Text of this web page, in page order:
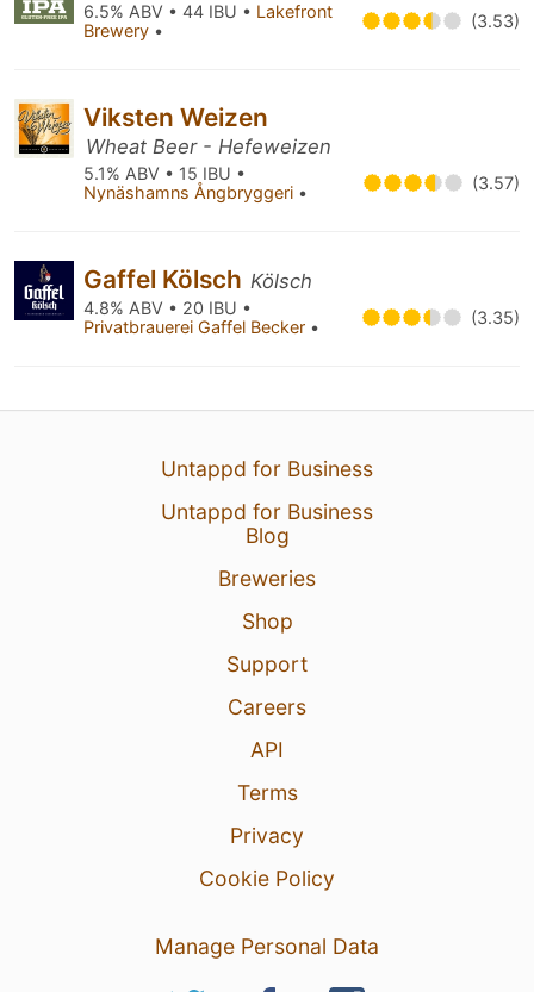
6.5% ABV • 44 IBU • Lakefront
Brewery • (3.53)
Viksten Weizen
Wheat Beer - Hefeweizen
5.1% ABV • 15 IBU •
Nynäshamns Ångbryggeri • (3.57)
Gaffel Kölsch Kölsch
4.8% ABV • 20 IBU •
Privatbrauerei Gaffel Becker • (3.35)
Untappd for Business
Untappd for Business
Blog
Breweries
Shop
Support
Careers
API
Terms
Privacy
Cookie Policy
Manage Personal Data